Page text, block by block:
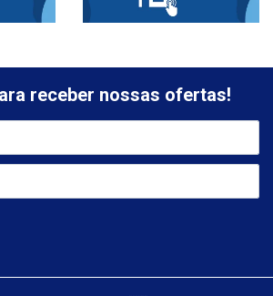
receber nossas ofertas!